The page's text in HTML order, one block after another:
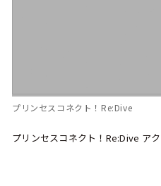
プリンセスコネクト！Re:Dive
プリンセスコネクト！Re:Dive ア